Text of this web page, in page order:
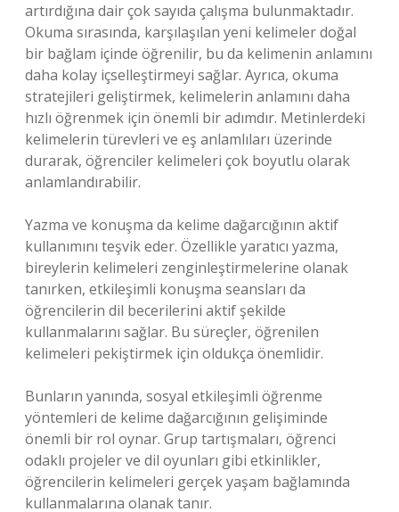
artırdığına dair çok sayıda çalışma bulunmaktadır.
Okuma sırasında, karşılaşılan yeni kelimeler doğal
bir bağlam içinde öğrenilir, bu da kelimenin anlamını
daha kolay içselleştirmeyi sağlar. Ayrıca, okuma
stratejileri geliştirmek, kelimelerin anlamını daha
hızlı öğrenmek için önemli bir adımdır. Metinlerdeki
kelimelerin türevleri ve eş anlamlıları üzerinde
durarak, öğrenciler kelimeleri çok boyutlu olarak
anlamlandırabilir.
Yazma ve konuşma da kelime dağarcığının aktif
kullanımını teşvik eder. Özellikle yaratıcı yazma,
bireylerin kelimeleri zenginleştirmelerine olanak
tanırken, etkileşimli konuşma seansları da
öğrencilerin dil becerilerini aktif şekilde
kullanmalarını sağlar. Bu süreçler, öğrenilen
kelimeleri pekiştirmek için oldukça önemlidir.
Bunların yanında, sosyal etkileşimli öğrenme
yöntemleri de kelime dağarcığının gelişiminde
önemli bir rol oynar. Grup tartışmaları, öğrenci
odaklı projeler ve dil oyunları gibi etkinlikler,
öğrencilerin kelimeleri gerçek yaşam bağlamında
kullanmalarına olanak tanır.